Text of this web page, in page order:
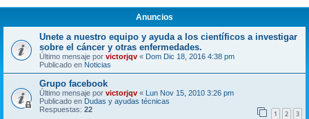
Anuncios
Unete a nuestro equipo y ayuda a los científicos a investigar
sobre el cáncer y otras enfermedades.
Último mensaje por victorjqv « Dom Dic 18, 2016 4:38 pm
Publicado en Noticias
Grupo facebook
Último mensaje por victorjqv « Lun Nov 15, 2010 3:26 pm
Publicado en Dudas y ayudas técnicas
Respuestas: 22 1 2 3